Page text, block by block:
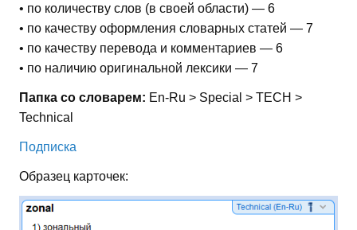
• по количеству слов (в своей области) — 6
• по качеству оформления словарных статей — 7
• по качеству перевода и комментариев — 6
• по наличию оригинальной лексики — 7
Папка со словарем: En-Ru > Special > TECH >
Technical
Подписка
Образец карточек: